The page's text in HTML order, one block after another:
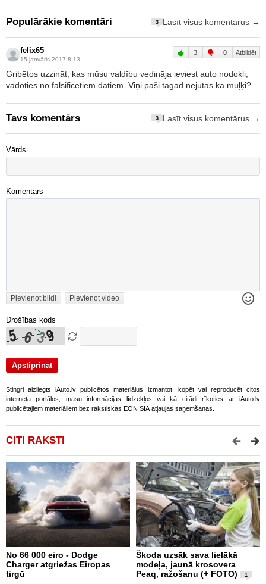
Populārākie komentāri 3 Lasīt visus komentārus →
felix65
15.janvāris 2017 8:13
3 0 Atbildēt
Gribētos uzzināt, kas mūsu valdību vedināja ieviest auto nodokli,
vadoties no falsificētiem datiem. Viņi paši tagad nejūtas kā muļķi?
Tavs komentārs 3 Lasīt visus komentārus →
Vārds
Komentārs
Pievienot bildi Pievienot video
Drošības kods
Stingri aizliegts iAuto.lv publicētos materiālus izmantot, kopēt vai reproducēt citos
interneta portālos, masu informācijas līdzekļos vai kā citādi rīkoties ar iAuto.lv
publicētajiem materiāliem bez rakstiskas EON SIA atļaujas saņemšanas.
CITI RAKSTI
No 66 000 eiro - Dodge
Charger atgriežas Eiropas
tirgū
Škoda uzsāk sava lielākā
modeļa, jaunā krosovera
Peaq, ražošanu (+ FOTO)
1